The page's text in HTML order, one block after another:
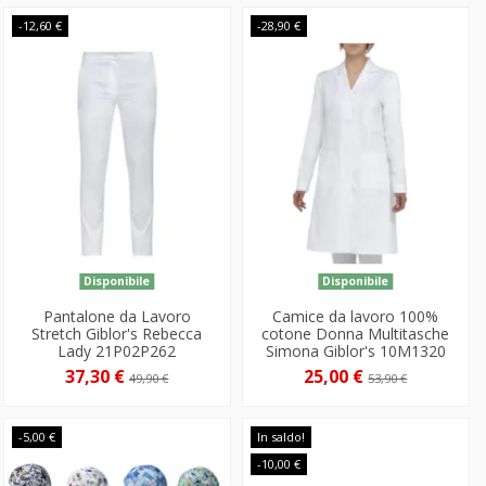
-12,60 €
Disponibile
Pantalone da Lavoro
Stretch Giblor's Rebecca
Lady 21P02P262
37,30 €49,90 €
-28,90 €
Disponibile
Camice da lavoro 100%
cotone Donna Multitasche
Simona Giblor's 10M1320
25,00 €53,90 €
-5,00 €
In saldo!
-10,00 €